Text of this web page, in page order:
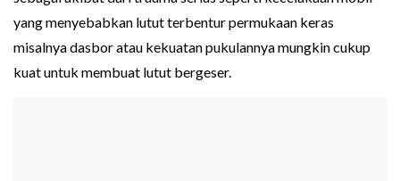
yang menyebabkan lutut terbentur permukaan keras
misalnya dasbor atau kekuatan pukulannya mungkin cukup
kuat untuk membuat lutut bergeser.